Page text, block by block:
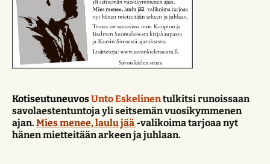
KotiseutuneuvosUnto Eskelinentulkitsi runoissaan
savolaestentuntoja yli seitsemän vuosikymmenen
ajan. Mies menee, laulu jää -valikoima tarjoaa nyt
hänen mietteitään arkeen ja juhlaan.